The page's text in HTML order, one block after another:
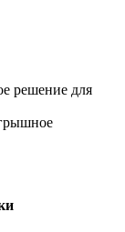
решение для